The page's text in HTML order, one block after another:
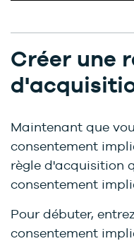
Créer une
Maintenant que
consentement
règle d'acquisition
consentement
Pour débuter,
consentement